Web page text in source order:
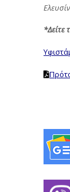
*Δείτε